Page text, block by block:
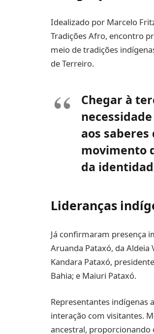
Idealizado por Marcelo
Tradições Afro, encontro
meio de tradições
de Terreiro.
Chegar à
aos
movimento
da
Lideranças
Já confirmaram presença
Aruanda Pataxó, da Aldeia
Kandara Pataxó,
Bahia; e Maiuri Pataxó.
Representantes indígenas
interação com visitantes.
ancestral, proporcionando